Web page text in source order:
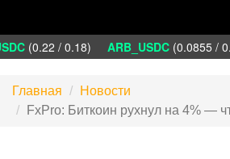
(0.22 / 0.18) ARB_USDC(0.0855 /
Главная
Новости
FxPro: Биткоин рухнул на 4% —